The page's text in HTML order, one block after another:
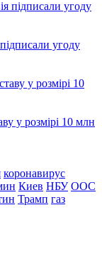
угоду
у розмірі 10 млн
коронавирус
Киев НБУ ООС
Трамп газ